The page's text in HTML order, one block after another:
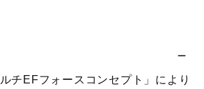
チEFフォースコンセプト」により